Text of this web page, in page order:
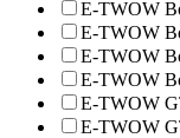
E-TWOW
E-TWOW
E-TWOW
E-TWOW
E-TWOW
E-TWOW